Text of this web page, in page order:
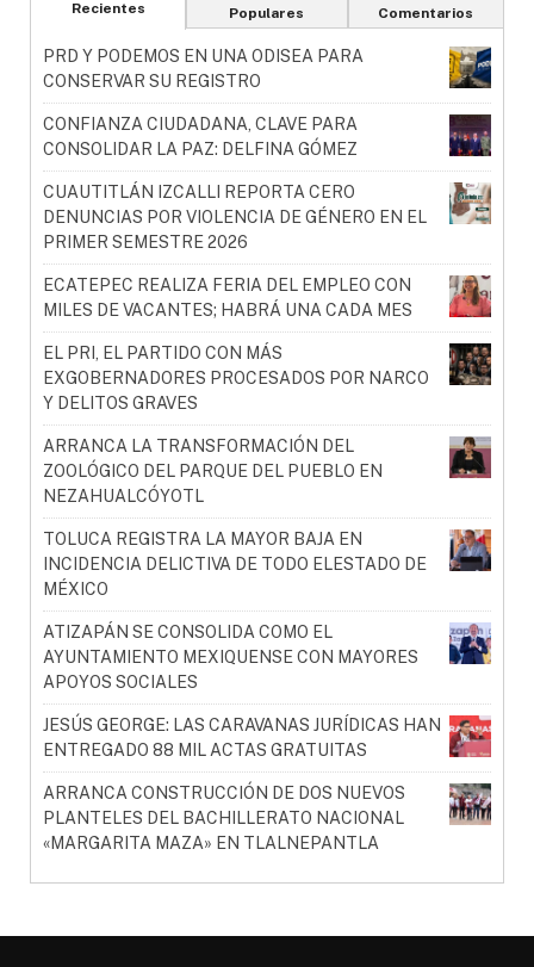
Recientes Populares Comentarios
PRD Y PODEMOS EN UNA ODISEA PARA
CONSERVAR SU REGISTRO
CONFIANZA CIUDADANA, CLAVE PARA
CONSOLIDAR LA PAZ: DELFINA GÓMEZ
CUAUTITLÁN IZCALLI REPORTA CERO
DENUNCIAS POR VIOLENCIA DE GÉNERO EN EL
PRIMER SEMESTRE 2026
ECATEPEC REALIZA FERIA DEL EMPLEO CON
MILES DE VACANTES; HABRÁ UNA CADA MES
EL PRI, EL PARTIDO CON MÁS
EXGOBERNADORES PROCESADOS POR NARCO
Y DELITOS GRAVES
ARRANCA LA TRANSFORMACIÓN DEL
ZOOLÓGICO DEL PARQUE DEL PUEBLO EN
NEZAHUALCÓYOTL
TOLUCA REGISTRA LA MAYOR BAJA EN
INCIDENCIA DELICTIVA DE TODO ELESTADO DE
MÉXICO
ATIZAPÁN SE CONSOLIDA COMO EL
AYUNTAMIENTO MEXIQUENSE CON MAYORES
APOYOS SOCIALES
JESÚS GEORGE: LAS CARAVANAS JURÍDICAS HAN
ENTREGADO 88 MIL ACTAS GRATUITAS
ARRANCA CONSTRUCCIÓN DE DOS NUEVOS
PLANTELES DEL BACHILLERATO NACIONAL
«MARGARITA MAZA» EN TLALNEPANTLA